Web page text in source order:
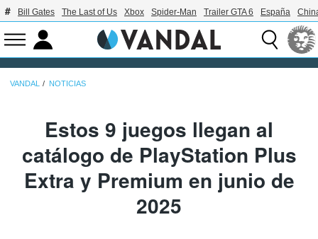
Bill Gates The Last of Us Xbox Spider-Man Trailer GTA 6 España
VANDAL NOTICIAS
Estos 9 juegos llegan al
catálogo de PlayStation Plus
Extra y Premium en junio de
2025